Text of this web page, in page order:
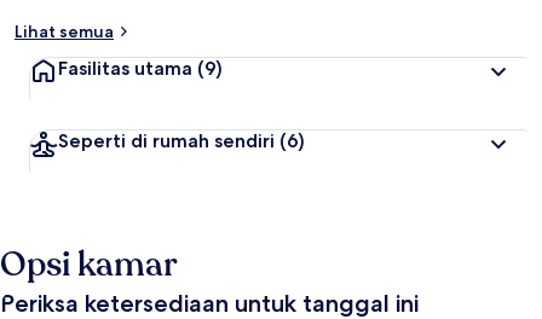
Lihat semua
Fasilitas utama (9)
Seperti di rumah sendiri (6)
Opsi kamar
Periksa ketersediaan untuk tanggal ini